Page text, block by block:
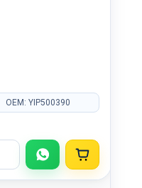
OEM: YIP500390